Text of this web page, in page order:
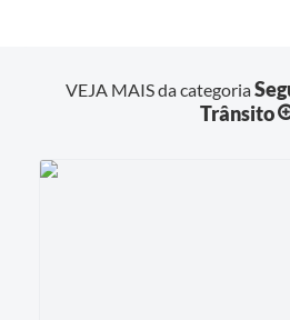
VEJA MAIS da categoria
Trânsito